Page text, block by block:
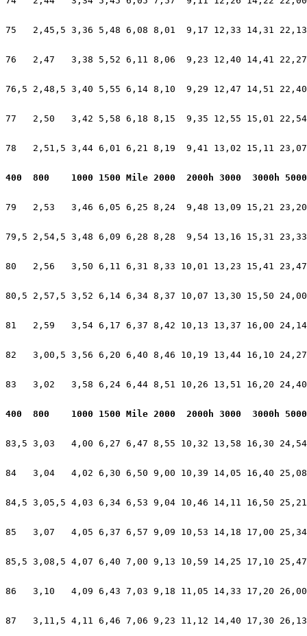
75   2,45,5 3,36 5,48 6,08 8,01  9,17 12,33 14,31
76   2,47   3,38 5,52 6,11 8,06  9,23 12,40 14,41
76,5 2,48,5 3,40 5,55 6,14 8,10  9,29 12,47 14,51
77   2,50   3,42 5,58 6,18 8,15  9,35 12,55 15,01
78   2,51,5 3,44 6,01 6,21 8,19  9,41 13,02 15,11
400  800    1000 1500 Mile 2000  2000h 3000  3000h
79   2,53   3,46 6,05 6,25 8,24  9,48 13,09 15,21
79,5 2,54,5 3,48 6,09 6,28 8,28  9,54 13,16 15,31
80   2,56   3,50 6,11 6,31 8,33 10,01 13,23 15,41
80,5 2,57,5 3,52 6,14 6,34 8,37 10,07 13,30 15,50
81   2,59   3,54 6,17 6,37 8,42 10,13 13,37 16,00
82   3,00,5 3,56 6,20 6,40 8,46 10,19 13,44 16,10
83   3,02   3,58 6,24 6,44 8,51 10,26 13,51 16,20
400  800    1000 1500 Mile 2000  2000h 3000  3000h
83,5 3,03   4,00 6,27 6,47 8,55 10,32 13,58 16,30
84   3,04   4,02 6,30 6,50 9,00 10,39 14,05 16,40
84,5 3,05,5 4,03 6,34 6,53 9,04 10,46 14,11 16,50
85   3,07   4,05 6,37 6,57 9,09 10,53 14,18 17,00
85,5 3,08,5 4,07 6,40 7,00 9,13 10,59 14,25 17,10
86   3,10   4,09 6,43 7,03 9,18 11,05 14,33 17,20
87   3,11,5 4,11 6,46 7,06 9,23 11,12 14,40 17,30